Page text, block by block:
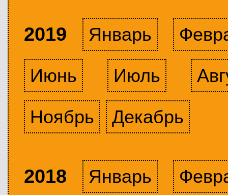
2019 Январь
Июнь
Июль
Ноябрь
Декабрь
2018 Январь